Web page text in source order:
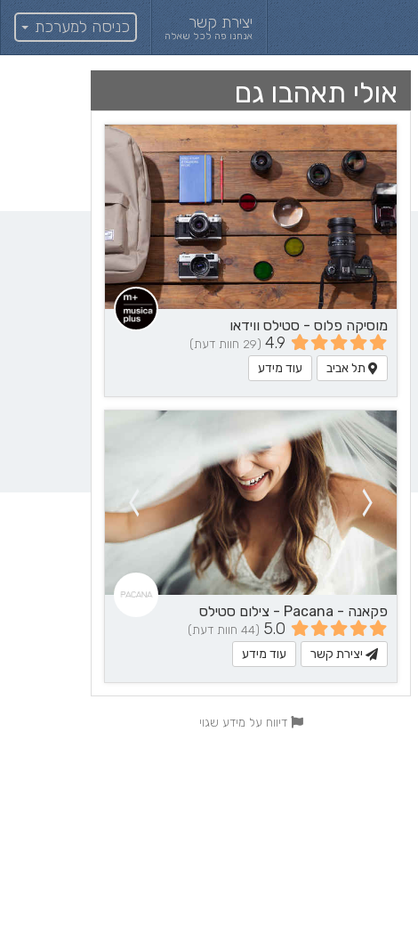
יצירת קשר
אנחנו פה לכל שאלה כניסה למערכת
אולי תאהבו גם
מוסיקה פלוס - סטילס ווידאו
4.9 (29 חוות דעת)
תל אביב עוד מידע
פקאנה - Pacana - צילום סטילס
5.0 (44 חוות דעת)
יצירת קשר עוד מידע
דיווח על מידע שגוי